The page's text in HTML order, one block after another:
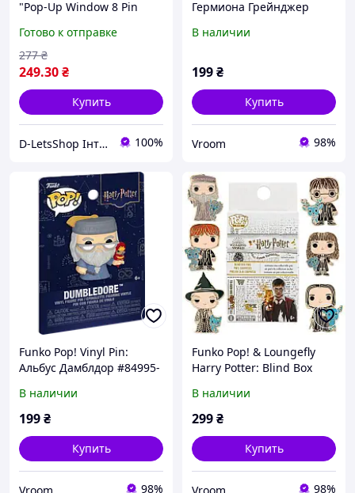
"Pop-Up Window 8 Pin
078A)
Готово к отправке
249.30₴
277 ₴
Купить
D-LetsShop Інтернет магазин товарів з Європи 100%
Гермиона Грейнджер
Granger)
В наличии
199₴
Купить
Vroom 98%
Funko Pop! Vinyl Pin:
Альбус Дамблдор #84995-
В наличии
199₴
Купить
Vroom 98%
Funko Pop! & Loungefly
Harry Potter: Blind Box
(Патронус)
В наличии
299₴
Купить
Vroom 98%